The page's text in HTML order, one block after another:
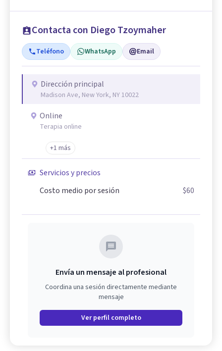
Contacta con Diego Tzoymaher
Teléfono WhatsApp Email
Dirección principal
Madison Ave, New York, NY 10022
Online
Terapia online
+1 más
Servicios y precios
Costo medio por sesión
$60
Envía un mensaje al profesional
Coordina una sesión directamente mediante
mensaje
Ver perfil completo